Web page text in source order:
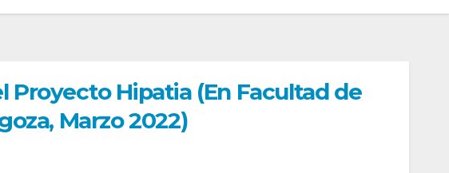
Proyecto Hipatia (En Facultad de
Marzo 2022)